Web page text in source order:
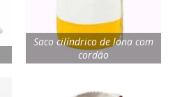
Saco cilíndrico de lona com
cordão